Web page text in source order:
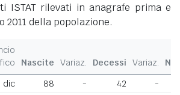
ISTAT rilevati in anagrafe prima e
2011 della popolazione.
Nascite Variaz. Decessi Variaz.
dic 88 - 42
-